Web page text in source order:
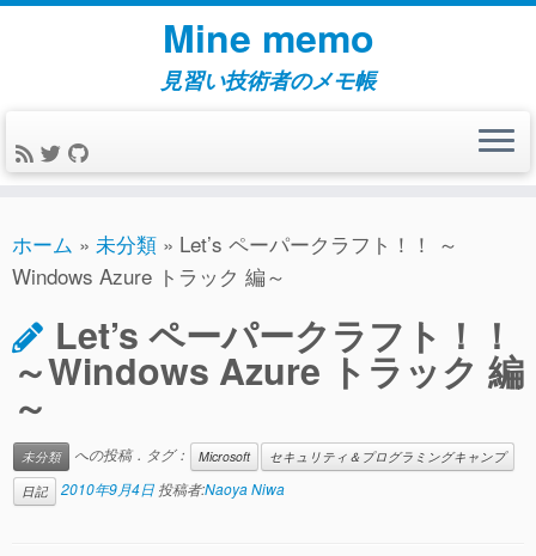
コ
ン
ツ
へ
キ
ッ
Mine memo
見習い技術者のメモ帳
ホーム » 未分類 » Let’s ペーパークラフト！！ ～
Windows Azure トラック 編～
Let’s ペーパークラフト！！
～Windows Azure トラック 編
～
未分類 への投稿．タグ： Microsoft
セキュリティ＆プログラミングキャンプ
日記
2010年9月4日 投稿者:Naoya Niwa